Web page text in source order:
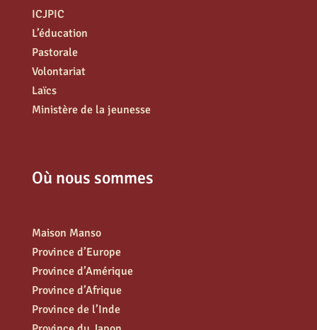
ICJPIC
L’éducation
Pastorale
Volontariat
Laïcs
Ministère de la jeunesse
Où nous sommes
Maison Manso
Province d’Europe
Province d’Amérique
Province d’Afrique
Province de l’Inde